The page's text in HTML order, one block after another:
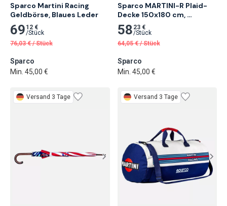
Sparco Martini Racing
Geldbörse, Blaues Leder
69 12 €
/Stück
76,03 € /Stück
Sparco
Min. 45,00 €
Sparco MARTINI-R Plaid-
Decke 150x180 cm,
Marineblau
58 23 €
/Stück
64,05 € /Stück
Sparco
Min. 45,00 €
Versand 3 Tage Versand 3 Tage